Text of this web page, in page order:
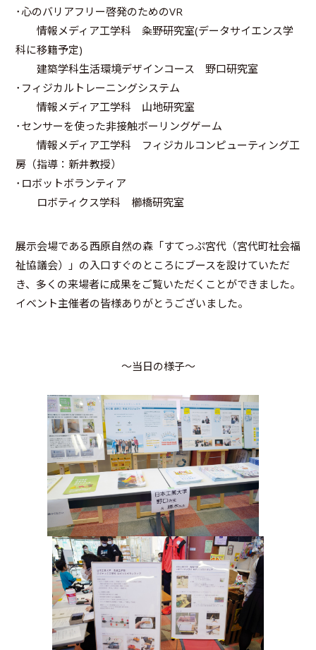
･心のバリアフリー啓発のためのVR
情報メディア工学科 粂野研究室(データサイエンス学
科に移籍予定)
建築学科生活環境デザインコース 野口研究室
･フィジカルトレーニングシステム
情報メディア工学科 山地研究室
･センサーを使った非接触ボーリングゲーム
情報メディア工学科 フィジカルコンピューティング工
房（指導：新井教授）
･ロボットボランティア
ロボティクス学科 櫛橋研究室
展示会場である西原自然の森「すてっぷ宮代（宮代町社会福
祉協議会）」の入口すぐのところにブースを設けていただ
き、多くの来場者に成果をご覧いただくことができました。
イベント主催者の皆様ありがとうございました。
～当日の様子～